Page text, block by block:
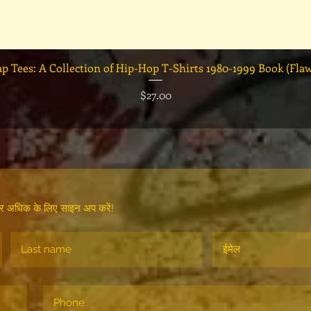
त्वरित दृश्य
Tees: A Collection of Hip-Hop T-Shirts 1980-1999 Book
मूल्य
$27.00
अधिक के लिए साइन अप करें!